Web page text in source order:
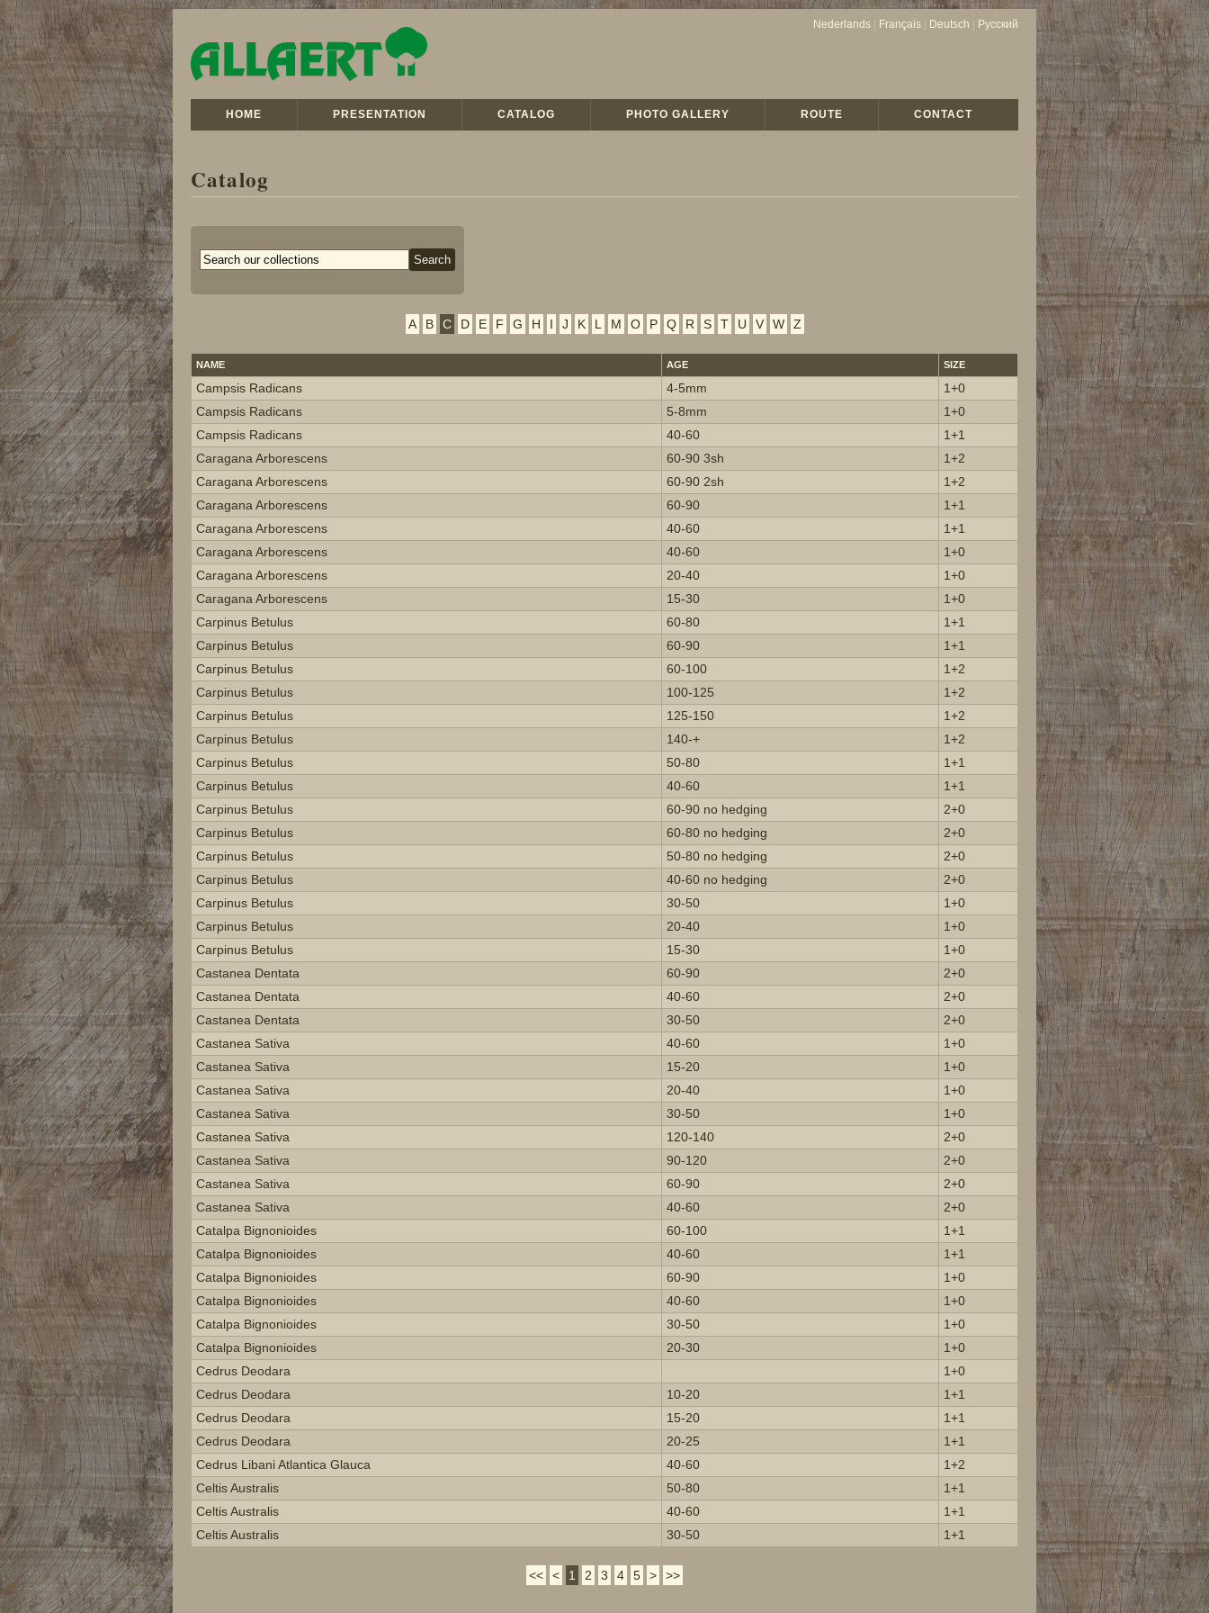
Nederlands Français Deutsch Русский
HOME PRESENTATION CATALOG PHOTO GALLERY ROUTE CONTACT
Catalog
A B C D E F G H I J K L M O P Q R S T U V W Z
NAME AGE SIZE
Campsis Radicans 4-5mm
1+0
Campsis Radicans
5-8mm
1+0
Campsis Radicans
40-60
1+1
Caragana Arborescens
60-90 3sh
1+2
Caragana Arborescens
60-90 2sh
1+2
Caragana Arborescens
60-90
1+1
Caragana Arborescens
40-60
1+1
Caragana Arborescens
40-60
1+0
Caragana Arborescens
20-40
1+0
Caragana Arborescens
15-30
1+0
Carpinus Betulus
60-80
1+1
Carpinus Betulus
60-90
1+1
Carpinus Betulus
60-100
1+2
Carpinus Betulus
100-125
1+2
Carpinus Betulus
125-150
1+2
Carpinus Betulus
140-+
1+2
Carpinus Betulus
50-80
1+1
Carpinus Betulus
40-60
1+1
Carpinus Betulus
60-90 no hedging
2+0
Carpinus Betulus
60-80 no hedging
2+0
Carpinus Betulus
50-80 no hedging
2+0
Carpinus Betulus
40-60 no hedging
2+0
Carpinus Betulus
30-50
1+0
Carpinus Betulus
20-40
1+0
Carpinus Betulus
15-30
1+0
Castanea Dentata
60-90
2+0
Castanea Dentata
40-60
2+0
Castanea Dentata
30-50
2+0
Castanea Sativa
40-60
1+0
Castanea Sativa
15-20
1+0
Castanea Sativa
20-40
1+0
Castanea Sativa
30-50
1+0
Castanea Sativa
120-140
2+0
Castanea Sativa
90-120
2+0
Castanea Sativa
60-90
2+0
Castanea Sativa
40-60
2+0
Catalpa Bignonioides
60-100
1+1
Catalpa Bignonioides
40-60
1+1
Catalpa Bignonioides
60-90
1+0
Catalpa Bignonioides
40-60
1+0
Catalpa Bignonioides
30-50
1+0
Catalpa Bignonioides
20-30
1+0
Cedrus Deodara
1+0
Cedrus Deodara
10-20
1+1
Cedrus Deodara
15-20
1+1
Cedrus Deodara
20-25
1+1
Cedrus Libani Atlantica Glauca
40-60
1+2
Celtis Australis
50-80
1+1
Celtis Australis
40-60
1+1
Celtis Australis
30-50 1+1
<< < 1 2 3 4 5 > >>